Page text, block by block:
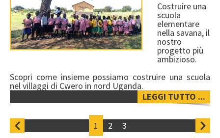
Costruire una
scuola
elementare
nella savana, il
nostro
progetto più
ambizioso.
Scopri come insieme possiamo costruire una scuola
nel villaggi di Cwero in nord Uganda.
LEGGI TUTTO ...
1 2 3